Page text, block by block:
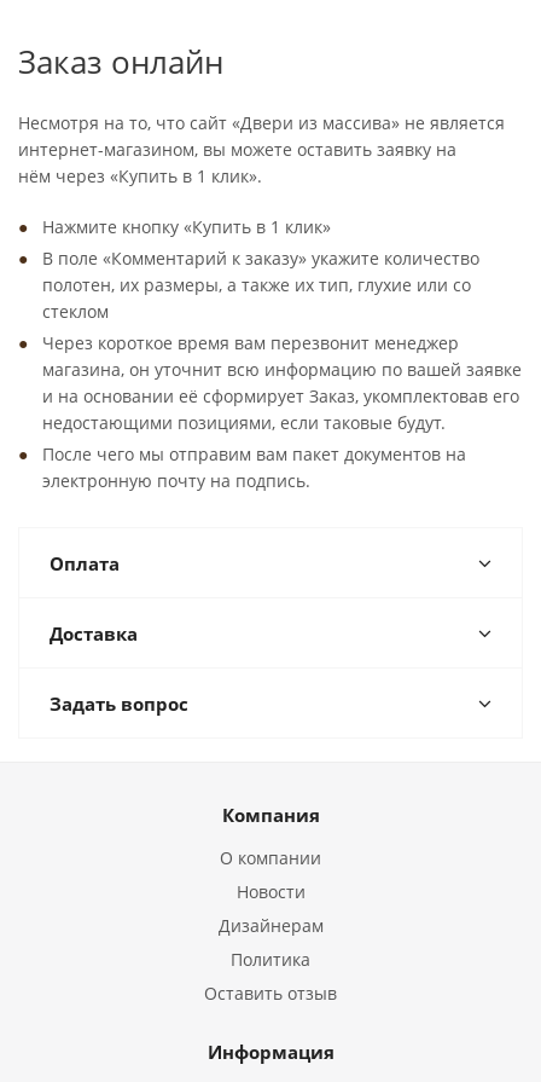
Заказ онлайн
Несмотря на то, что сайт «Двери из массива» не является
интернет-магазином, вы можете оставить заявку на
нём через «Купить в 1 клик».
Нажмите кнопку «Купить в 1 клик»
В поле «Комментарий к заказу» укажите количество
полотен, их размеры, а также их тип, глухие или со
стеклом
Через короткое время вам перезвонит менеджер
магазина, он уточнит всю информацию по вашей заявке
и на основании её сформирует Заказ, укомплектовав его
недостающими позициями, если таковые будут.
После чего мы отправим вам пакет документов на
электронную почту на подпись.
Оплата
Доставка
Задать вопрос
Компания
О компании
Новости
Дизайнерам
Политика
Оставить отзыв
Информация